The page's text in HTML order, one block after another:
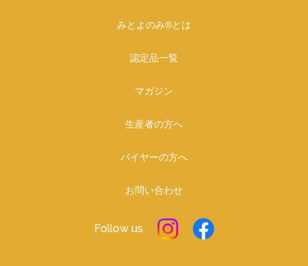
みとよのみ®とは
認定品一覧
マガジン
生産者の方へ
バイヤーの方へ
お問い合わせ
Follow us